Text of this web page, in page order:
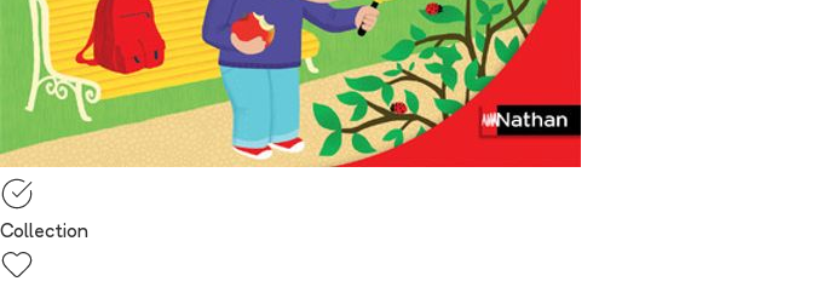
Collection